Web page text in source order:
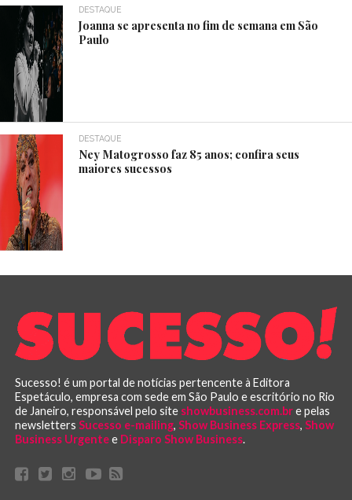
DESTAQUE
Joanna se apresenta no fim de semana em São
Paulo
DESTAQUE
Ney Matogrosso faz 85 anos; confira seus
maiores sucessos
Sucesso! é um portal de notícias pertencente à Editora
Espetáculo, empresa com sede em São Paulo e escritório no Rio
de Janeiro, responsável pelo site showbusiness.com.bre pelas
newsletters Sucesso e-mailing, Show Business Express, Show
Business Urgentee Disparo Show Business.